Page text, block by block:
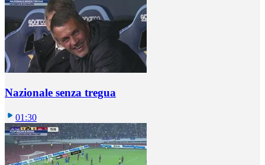
Nazionale senza tregua
01:30